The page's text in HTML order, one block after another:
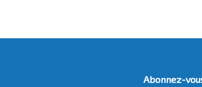
Abonnez-